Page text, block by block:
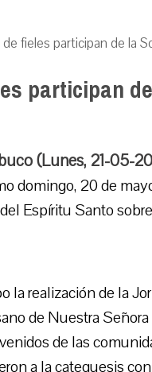
de fieles participan de la
participan
(Lunes, 21-05-
domingo, 20 de
Espíritu Santo
la realización de la
de Nuestra
de las
a la catequesis